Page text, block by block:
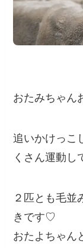
おたみちゃん
追いかけっこ
くさん運動し
２匹とも毛並
きです♡
おたよちゃん